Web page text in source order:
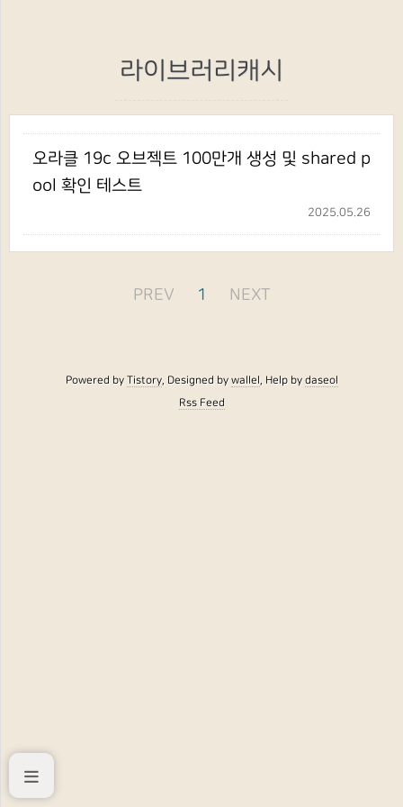
라이브러리캐시
오라클 19c 오브젝트 100만개 생성 및 shared p
ool 확인 테스트
2025.05.26
PREV 1 NEXT
Powered byTistory, Designed bywallel, Help bydaseol
Rss Feed